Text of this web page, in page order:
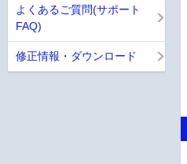
よくあるご質問(サポート
FAQ)
修正情報・ダウンロード